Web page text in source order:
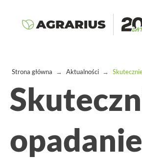
Strona główna → Aktualności →